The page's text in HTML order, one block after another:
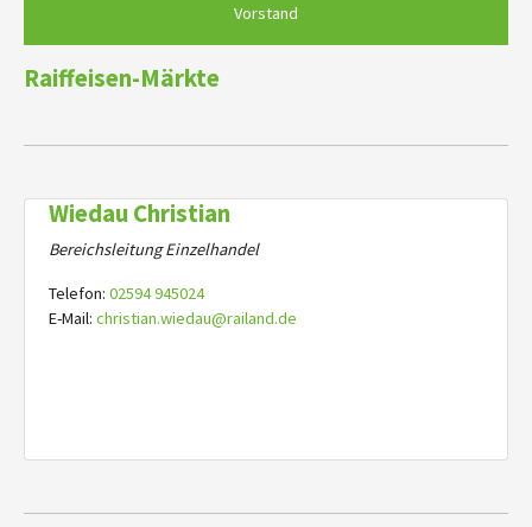
Vorstand
Raiffeisen-Märkte
Wiedau Christian
Bereichsleitung Einzelhandel
Telefon: 02594 945024
E-Mail: christian.wiedau@railand.de